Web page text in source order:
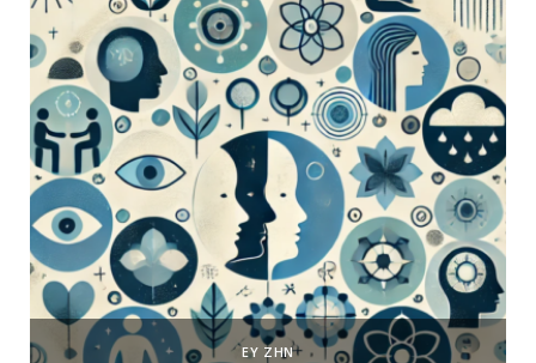
ΕΥ ΖΗΝ